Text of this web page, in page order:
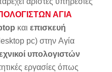
ΑΓΙΑ
και επισκευή
pc) στην Αγία
υπολογιστών
εργασίες όπως